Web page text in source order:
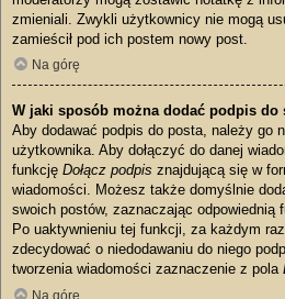
zmieniali. Zwykli użytkownicy nie mogą
zamieścił pod ich postem nowy post.
Na górę
W jaki sposób można dodać podpis do
Aby dodawać podpis do posta, należy go
użytkownika. Aby dołączyć do danej
funkcję Dołącz podpis znajdującą się w
wiadomości. Możesz także domyślnie
swoich postów, zaznaczając odpowiednią
Po uaktywnieniu tej funkcji, za każdym
zdecydować o niedodawaniu do niego
tworzenia wiadomości zaznaczenie z pola
Na górę